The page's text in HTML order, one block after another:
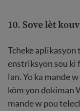
10. Sove lèt
Tcheke aplikasyon
enstriksyon sou ki
lan. Yo ka mande
kòm yon dokiman
mande w pou